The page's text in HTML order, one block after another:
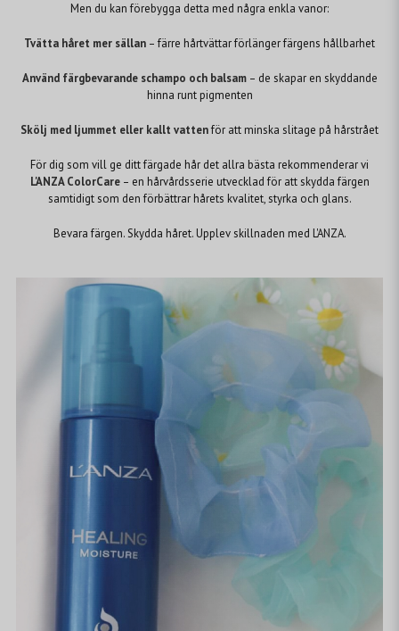
Men du kan förebygga detta med några enkla vanor:
Tvätta håret mer sällan – färre hårtvättar förlänger färgens hållbarhet
Använd färgbevarande schampo och balsam– de skapar en skyddande
hinna runt pigmenten
Skölj med ljummet eller kallt vattenför att minska slitage på hårstrået
För dig som vill ge ditt färgade hår det allra bästa rekommenderar vi
L'ANZA ColorCare– en hårvårdsserie utvecklad för att skydda färgen
samtidigt som den förbättrar hårets kvalitet, styrka och glans.
Bevara färgen. Skydda håret. Upplev skillnaden med L'ANZA.